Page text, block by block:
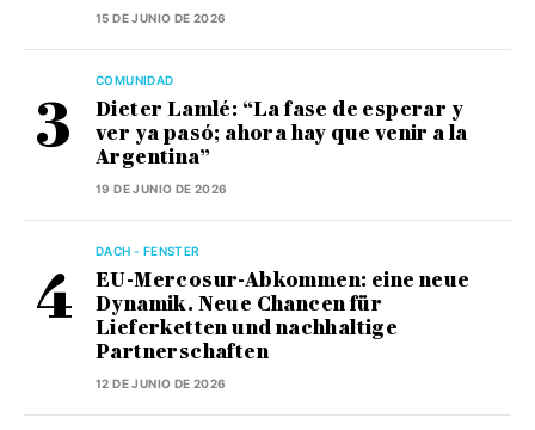
15 DE JUNIO DE 2026
COMUNIDAD
Dieter Lamlé: “La fase de esperar y
ver ya pasó; ahora hay que venir a la
Argentina”
19 DE JUNIO DE 2026
DACH - FENSTER
EU-Mercosur-Abkommen: eine neue
Dynamik. Neue Chancen für
Lieferketten und nachhaltige
Partnerschaften
12 DE JUNIO DE 2026